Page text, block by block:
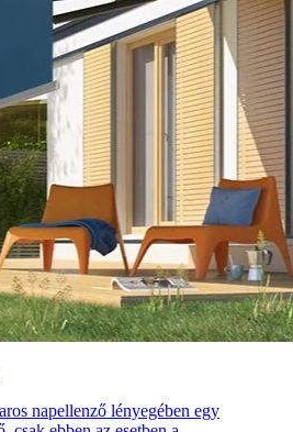
napellenző lényegében egy